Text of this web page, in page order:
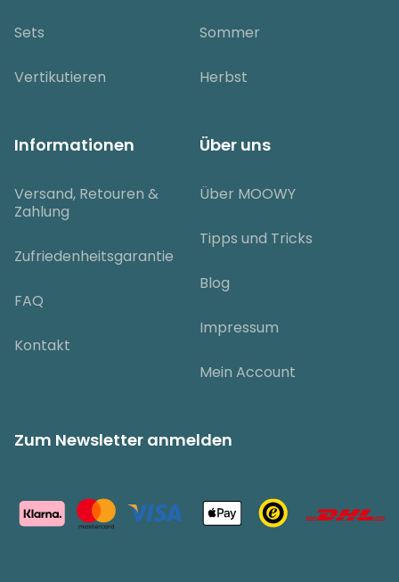
Sets
Vertikutieren
Sommer
Herbst
Informationen
Versand, Retouren &
Zahlung
Zufriedenheitsgarantie
FAQ
Kontakt
Über uns
Über MOOWY
Tipps und Tricks
Blog
Impressum
Mein Account
Zum Newsletter anmelden